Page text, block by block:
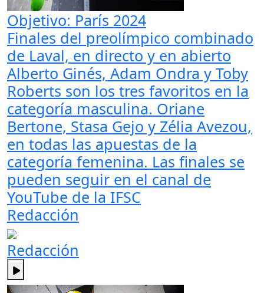
Objetivo: París 2024
Finales del preolímpico combinado
de Laval, en directo y en abierto
Alberto Ginés, Adam Ondra y Toby
Roberts son los tres favoritos en la
categoría masculina. Oriane
Bertone, Stasa Gejo y Zélia Avezou,
en todas las apuestas de la
categoría femenina. Las finales se
pueden seguir en el canal de
YouTube de la IFSC
Redacción
Redacción